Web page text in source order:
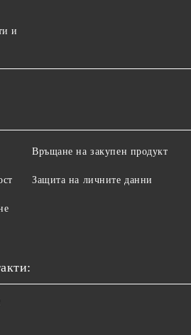
и
Връщане на закупен продукт
Защита на личните данни